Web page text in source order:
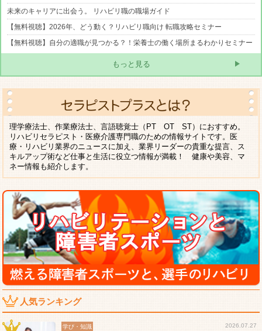
未来のキャリアに出会う。 リハビリ職の職場ガイド
【無料視聴】2026年、どう動く？リハビリ職向け 転職攻略セミナー
【無料視聴】自分の適職が見つかる？！栄養士の働く場所まるわかりセミナー
もっと見る
理学療法士、作業療法士、言語聴覚士（PT OT ST）におすすめ。
リハビリセラピスト・医療介護専門職のための情報サイトです。医
療・リハビリ業界のニュースに加え、業界リーダーの貴重な提言、ス
キルアップ術など仕事と生活に役立つ情報が満載！ 健康や美容、マ
ネー情報も紹介します。
人気ランキング
学び・知識 2026.07.27